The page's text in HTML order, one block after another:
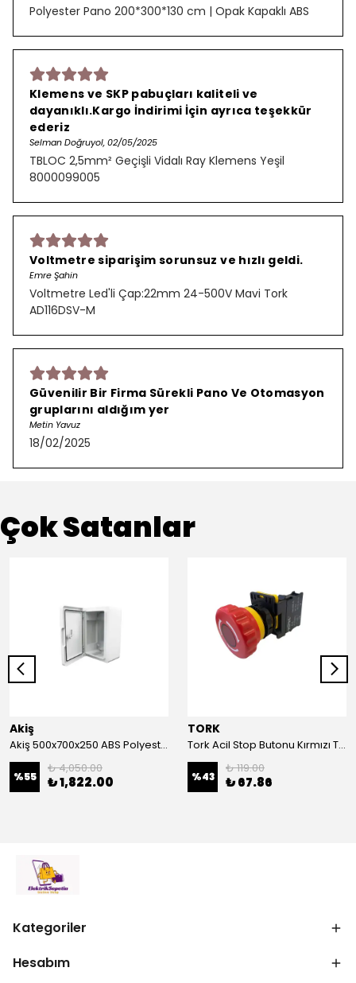
Polyester Pano 200*300*130 cm | Opak Kapaklı ABS
Klemens ve SKP pabuçları kaliteli ve
dayanıklı.Kargo İndirimi İçin ayrıca teşekkür
ederiz
Selman Doğruyol, 02/05/2025
TBLOC 2,5mm² Geçişli Vidalı Ray Klemens Yeşil
8000099005
Voltmetre siparişim sorunsuz ve hızlı geldi.
Emre Şahin
Voltmetre Led'li Çap:22mm 24-500V Mavi Tork
AD116DSV-M
Güvenilir Bir Firma Sürekli Pano Ve Otomasyon
gruplarını aldığım yer
Metin Yavuz
18/02/2025
Çok Satanlar
Akiş
Akiş 500x700x250 ABS Polyester Pano | Duvar Pano | Plastik Elektrik Panosu
%55
₺ 4,050.00
₺ 1,822.00
TORK
Tork Acil Stop Butonu Kırmızı TRK-A3-01ZS Acil Durum Butonu | Kırmızı Mantar Tipi NC1
%43
₺ 119.00
₺ 67.86
Kategoriler
Hesabım